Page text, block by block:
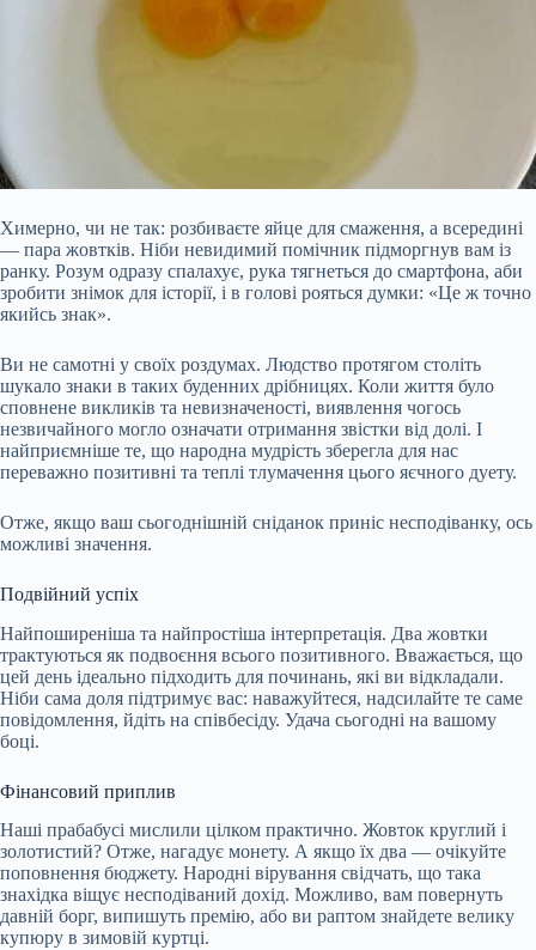
Химерно, чи не так: розбиваєте яйце для смаження, а всередині
— пара жовтків. Ніби невидимий помічник підморгнув вам із
ранку. Розум одразу спалахує, рука тягнеться до смартфона, аби
зробити знімок для історії, і в голові рояться думки: «Це ж точно
якийсь знак».
Ви не самотні у своїх роздумах. Людство протягом століть
шукало знаки в таких буденних дрібницях. Коли життя було
сповнене викликів та невизначеності, виявлення чогось
незвичайного могло означати отримання звістки від долі. І
найприємніше те, що народна мудрість зберегла для нас
переважно позитивні та теплі тлумачення цього яєчного дуету.
Отже, якщо ваш сьогоднішній сніданок приніс несподіванку, ось
можливі значення.
Подвійний успіх
Найпоширеніша та найпростіша інтерпретація. Два жовтки
трактуються як подвоєння всього позитивного. Вважається, що
цей день ідеально підходить для починань, які ви відкладали.
Ніби сама доля підтримує вас: наважуйтеся, надсилайте те саме
повідомлення, йдіть на співбесіду. Удача сьогодні на вашому
боці.
Фінансовий приплив
Наші прабабусі мислили цілком практично. Жовток круглий і
золотистий? Отже, нагадує монету. А якщо їх два — очікуйте
поповнення бюджету. Народні вірування свідчать, що така
знахідка віщує несподіваний дохід. Можливо, вам повернуть
давній борг, випишуть премію, або ви раптом знайдете велику
купюру в зимовій куртці.